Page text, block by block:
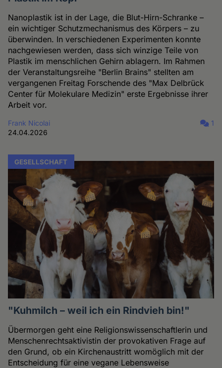
Nanoplastik ist in der Lage, die Blut-Hirn-Schranke –
ein wichtiger Schutzmechanismus des Körpers – zu
überwinden. In verschiedenen Experimenten konnte
nachgewiesen werden, dass sich winzige Teile von
Plastik im menschlichen Gehirn ablagern. Im Rahmen
der Veranstaltungsreihe "Berlin Brains" stellten am
vergangenen Freitag Forschende des "Max Delbrück
Center für Molekulare Medizin" erste Ergebnisse ihrer
Arbeit vor.
Frank Nicolai
24.04.2026
1
GESELLSCHAFT
"Kuhmilch – weil ich ein Rindvieh bin!"
Übermorgen geht eine Religionswissenschaftlerin und
Menschenrechtsaktivistin der provokativen Frage auf
den Grund, ob ein Kirchenaustritt womöglich mit der
Entscheidung für eine vegane Lebensweise